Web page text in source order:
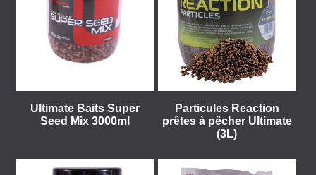
Ultimate Baits Super
Seed Mix 3000ml
Particules Reaction
prêtes à pêcher Ultimate
(3L)